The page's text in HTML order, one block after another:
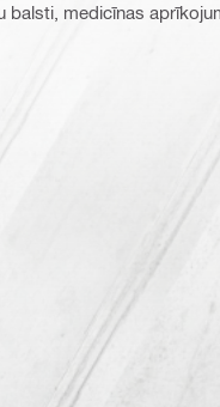
balsti, medicīnas